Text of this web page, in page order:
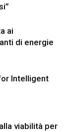
ai
di energie
Intelligent
viabilità per